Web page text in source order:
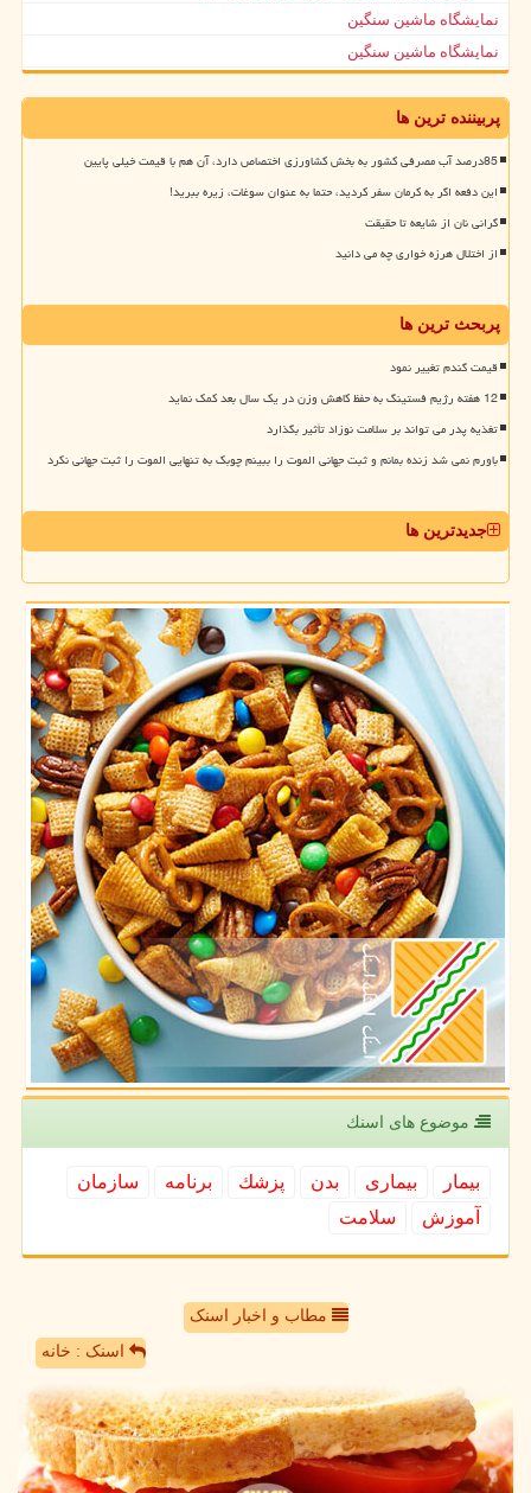
نمایشگاه ماشین سنگین
نمایشگاه ماشین سنگین
پربیننده ترین ها
85درصد آب مصرفی کشور به بخش کشاورزی اختصاص دارد، آن هم با قیمت خیلی پایین
این دفعه اگر به کرمان سفر کردید، حتما به عنوان سوغات، زیره ببرید!
گرانی نان از شایعه تا حقیقت
از اختلال هرزه خواری چه می دانید
پربحث ترین ها
قیمت گندم تغییر نمود
12 هفته رژیم فستینگ به حفظ کاهش وزن در یک سال بعد کمک نماید
تغذیه پدر می تواند بر سلامت نوزاد تأثیر بگذارد
باورم نمی شد زنده بمانم و ثبت جهانی الموت را ببینم چوبک به تنهایی الموت را ثبت جهانی نکرد
جدیدترین ها
موضوع های اسنك
بیمار بیماری بدن پزشك برنامه
سازمان
آموزش
سلامت
مطاب و اخبار اسنک
اسنک : خانه